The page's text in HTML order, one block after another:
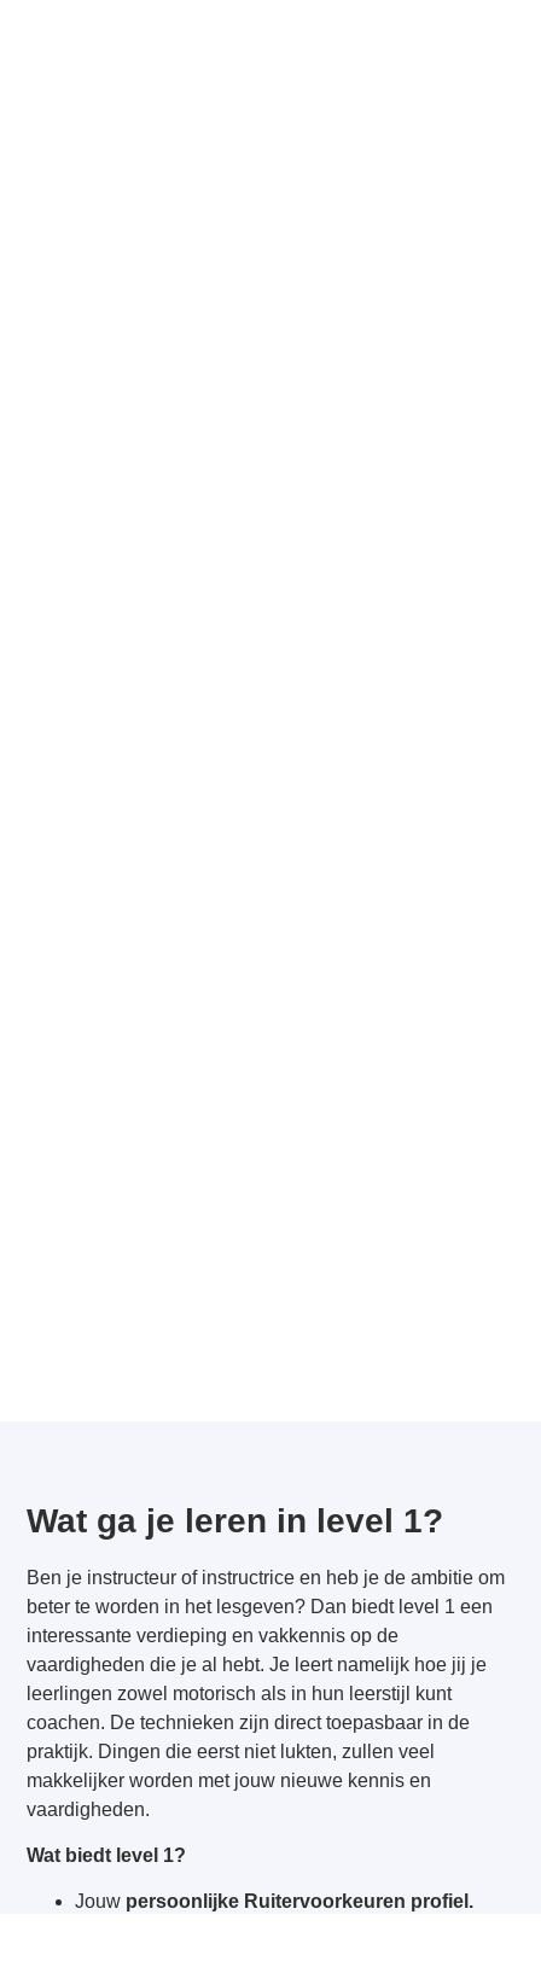
Wat ga je leren in level 1?
Ben je instructeur of instructrice en heb je de ambitie om
beter te worden in het lesgeven? Dan biedt level 1 een
interessante verdieping en vakkennis op de
vaardigheden die je al hebt. Je leert namelijk hoe jij je
leerlingen zowel motorisch als in hun leerstijl kunt
coachen. De technieken zijn direct toepasbaar in de
praktijk. Dingen die eerst niet lukten, zullen veel
makkelijker worden met jouw nieuwe kennis en
vaardigheden.
Wat biedt level 1?
Jouw persoonlijke Ruitervoorkeuren profiel.